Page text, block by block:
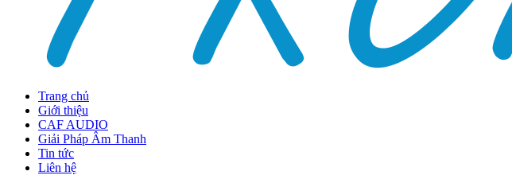
Trang chủ
Giới thiệu
CAF AUDIO
Giải Pháp Âm Thanh
Tin tức
Liên hệ